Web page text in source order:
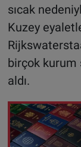
sıcak
Kuzey
birçok kurum
aldı.